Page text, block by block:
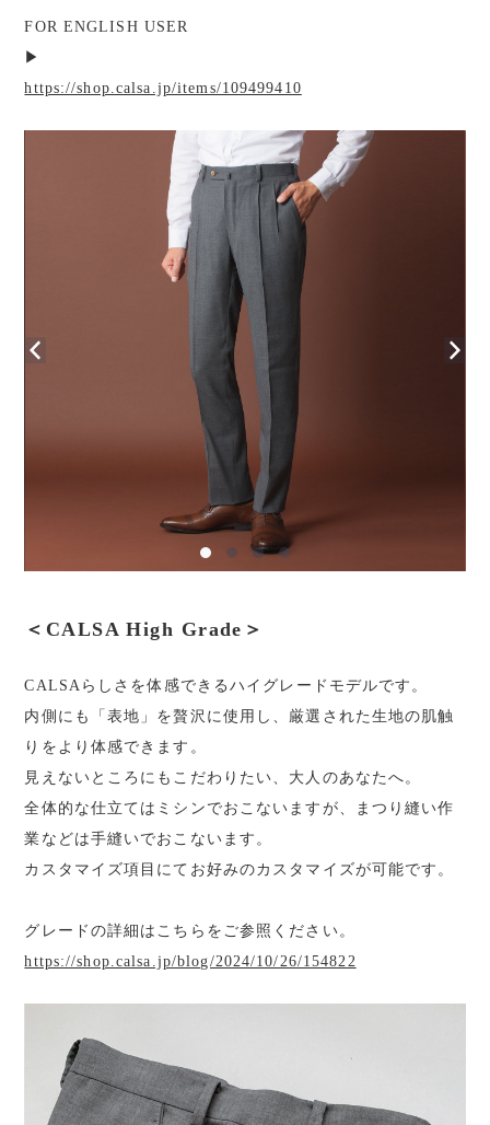
FOR ENGLISH USER
▶︎
https://shop.calsa.jp/items/109499410
＜CALSA High Grade＞
CALSAらしさを体感できるハイグレードモデルです。
内側にも「表地」を贅沢に使用し、厳選された生地の肌触
りをより体感できます。
見えないところにもこだわりたい、大人のあなたへ。
全体的な仕立てはミシンでおこないますが、まつり縫い作
業などは手縫いでおこないます。
カスタマイズ項目にてお好みのカスタマイズが可能です。
グレードの詳細はこちらをご参照ください。
https://shop.calsa.jp/blog/2024/10/26/154822